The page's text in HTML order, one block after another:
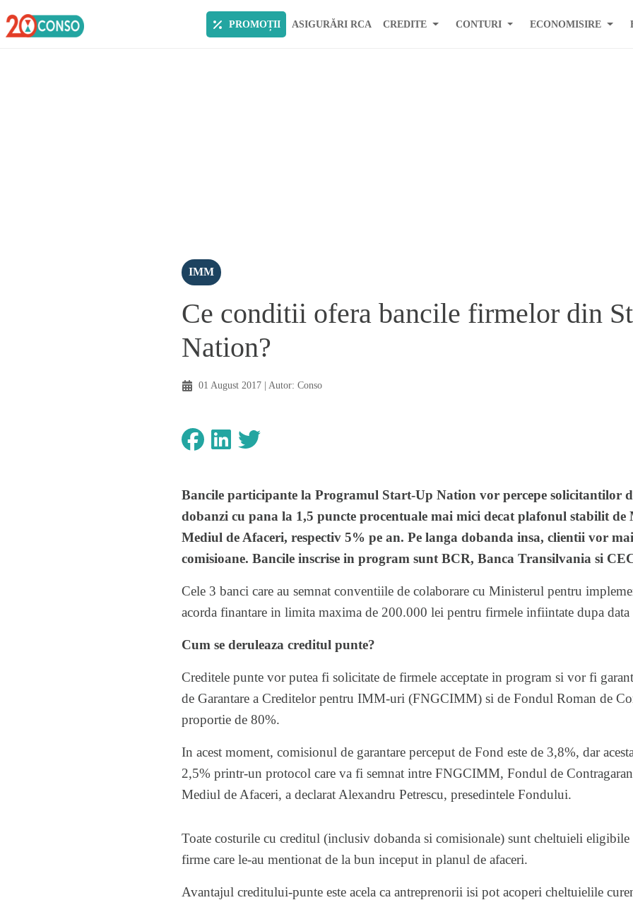
PROMOȚII ASIGURĂRI RCA CREDITE CONTURI ECONOMISIRE
IMM
Ce conditii ofera bancile firmelor din
Nation?
01 August 2017| Autor: Conso
Bancile participante la Programul Start-Up Nation vor percepe solicitantilor
dobanzi cu pana la 1,5 puncte procentuale mai mici decat plafonul stabilit
Mediul de Afaceri, respectiv 5% pe an. Pe langa dobanda insa, clientii vor
comisioane. Bancile inscrise in program sunt BCR, Banca Transilvania si
Cele 3 banci care au semnat conventiile de colaborare cu Ministerul pentru
acorda finantare in limita maxima de 200.000 lei pentru firmele infiintate dupa
Cum se deruleaza creditul punte?
Creditele punte vor putea fi solicitate de firmele acceptate in program si vor fi
de Garantare a Creditelor pentru IMM-uri (FNGCIMM) si de Fondul Roman de
proportie de 80%.
In acest moment, comisionul de garantare perceput de Fond este de 3,8%, dar
2,5% printr-un protocol care va fi semnat intre FNGCIMM, Fondul de
Mediul de Afaceri, a declarat Alexandru Petrescu, presedintele Fondului.
Toate costurile cu creditul (inclusiv dobanda si comisionale) sunt cheltuieli
firme care le-au mentionat de la bun inceput in planul de afaceri.
Avantajul creditului-punte este acela ca antreprenorii isi pot acoperi cheltuielile